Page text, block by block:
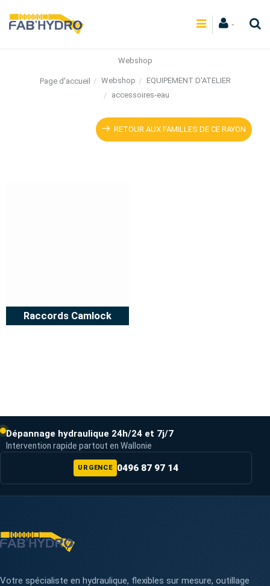
Webshop
Page d'accueil Webshop
EQUIPEMENT D'ATELIER
accessoires-eau
RETOUR AUX FAMILLES DE CE RAYON
Raccords Camlock
Dépannage hydraulique 24h/24 et 7j/7
Intervention rapide partout en Wallonie
URGENCE 0496 87 97 14
Votre spécialiste en hydraulique, flexibles sur mesure, outillage